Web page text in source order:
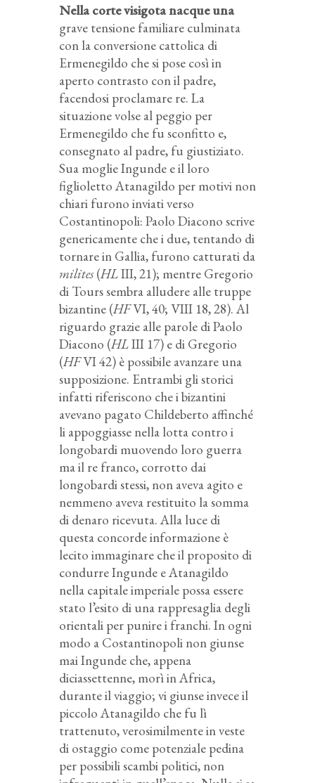
Nella corte visigota nacque una
grave tensione familiare culminata
con la conversione cattolica di
Ermenegildo che si pose così in
aperto contrasto con il padre,
facendosi proclamare re. La
situazione volse al peggio per
Ermenegildo che fu sconfitto e,
consegnato al padre, fu giustiziato.
Sua moglie Ingunde e il loro
figlioletto Atanagildo per motivi non
chiari furono inviati verso
Costantinopoli: Paolo Diacono scrive
genericamente che i due, tentando di
tornare in Gallia, furono catturati da
milites(HLIII, 21); mentre Gregorio
di Tours sembra alludere alle truppe
bizantine (HFVI, 40; VIII 18, 28). Al
riguardo grazie alle parole di Paolo
Diacono (HLIII 17) e di Gregorio
(HFVI 42) è possibile avanzare una
supposizione. Entrambi gli storici
infatti riferiscono che i bizantini
avevano pagato Childeberto affinché
li appoggiasse nella lotta contro i
longobardi muovendo loro guerra
ma il re franco, corrotto dai
longobardi stessi, non aveva agito e
nemmeno aveva restituito la somma
di denaro ricevuta. Alla luce di
questa concorde informazione è
lecito immaginare che il proposito di
condurre Ingunde e Atanagildo
nella capitale imperiale possa essere
stato l’esito di una rappresaglia degli
orientali per punire i franchi. In ogni
modo a Costantinopoli non giunse
mai Ingunde che, appena
diciassettenne, morì in Africa,
durante il viaggio; vi giunse invece il
piccolo Atanagildo che fu lì
trattenuto, verosimilmente in veste
di ostaggio come potenziale pedina
per possibili scambi politici, non